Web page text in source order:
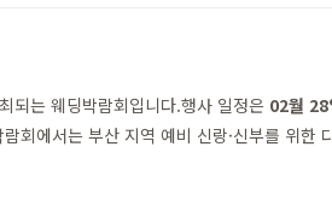
되는 웨딩박람회입니다.행사 일정은 02월
회에서는 부산 지역 예비 신랑·신부를 위